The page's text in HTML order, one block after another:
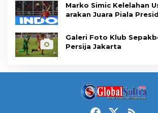
Marko Simic Kelelahan
arakan Juara Piala
Galeri Foto Klub
Persija Jakarta